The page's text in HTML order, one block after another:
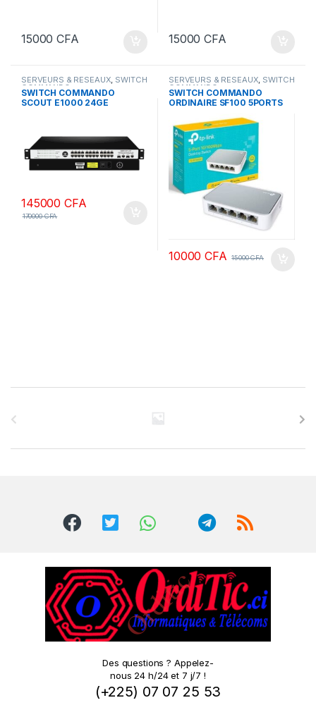
15000CFA 15000CFA
SERVEURS & RESEAUX, SWITCH
COMMANDO
SWITCH COMMANDO
SCOUT E1000 24GE
145000CFA
170000CFA
SERVEURS & RESEAUX, SWITCH
COMMANDO
SWITCH COMMANDO
ORDINAIRE SF100 5PORTS
10000CFA 15000CFA
Des questions ? Appelez-
nous 24 h/24 et 7 j/7 !
(+225) 07 07 25 53